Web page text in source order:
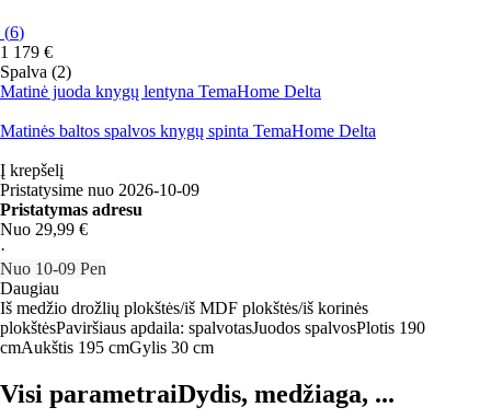
(6)
1 179 €
Spalva (2)
Matinė juoda knygų lentyna TemaHome Delta
Matinės baltos spalvos knygų spinta TemaHome Delta
Į krepšelį
Pristatysime nuo 2026‑10‑09
Pristatymas adresu
Nuo 29,99 €
·
Nuo 10‑09 Pen
Daugiau
Iš medžio drožlių plokštės/iš MDF plokštės/iš korinės
plokštėsPaviršiaus apdaila: spalvotasJuodos spalvosPlotis 190
cmAukštis 195 cmGylis 30 cm
Visi parametraiDydis, medžiaga, ...